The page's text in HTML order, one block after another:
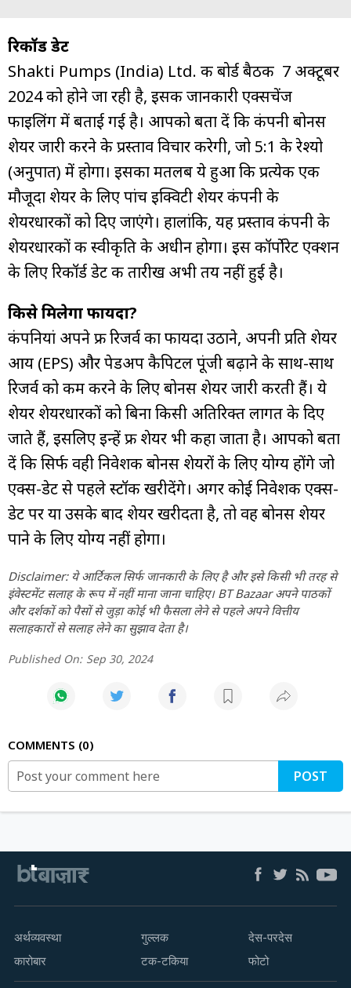
रिकॉर्ड डेट
Shakti Pumps (India) Ltd. की बोर्ड बैठक 7 अक्टूबर
2024 को होने जा रही है, इसकी जानकारी एक्सचेंज
फाइलिंग में बताई गई है। आपको बता दें कि कंपनी बोनस
शेयर जारी करने के प्रस्ताव विचार करेगी, जो 5:1 के रेश्यो
(अनुपात) में होगा। इसका मतलब ये हुआ कि प्रत्येक एक
मौजूदा शेयर के लिए पांच इक्विटी शेयर कंपनी के
शेयरधारकों को दिए जाएंगे। हालांकि, यह प्रस्ताव कंपनी के
शेयरधारकों की स्वीकृति के अधीन होगा। इस कॉर्पोरेट एक्शन
के लिए रिकॉर्ड डेट की तारीख अभी तय नहीं हुई है।
किसे मिलेगा फायदा?
कंपनियां अपने फ्री रिजर्व का फायदा उठाने, अपनी प्रति शेयर
आय (EPS) और पेडअप कैपिटल पूंजी बढ़ाने के साथ-साथ
रिजर्व को कम करने के लिए बोनस शेयर जारी करती हैं। ये
शेयर शेयरधारकों को बिना किसी अतिरिक्त लागत के दिए
जाते हैं, इसलिए इन्हें फ्री शेयर भी कहा जाता है। आपको बता
दें कि सिर्फ वही निवेशक बोनस शेयरों के लिए योग्य होंगे जो
एक्स-डेट से पहले स्टॉक खरीदेंगे। अगर कोई निवेशक एक्स-
डेट पर या उसके बाद शेयर खरीदता है, तो वह बोनस शेयर
पाने के लिए योग्य नहीं होगा।
Disclaimer: ये आर्टिकल सिर्फ जानकारी के लिए है और इसे किसी भी तरह से
इंवेस्टमेंट सलाह के रूप में नहीं माना जाना चाहिए। BT Bazaar अपने पाठकों
और दर्शकों को पैसों से जुड़ा कोई भी फैसला लेने से पहले अपने वित्तीय
सलाहकारों से सलाह लेने का सुझाव देता है।
Published On: Sep 30, 2024
COMMENTS 0
POST
अर्थव्यवस्था
कारोबार
गुल्लक
टक-टकिया
देस-परदेस
फोटो